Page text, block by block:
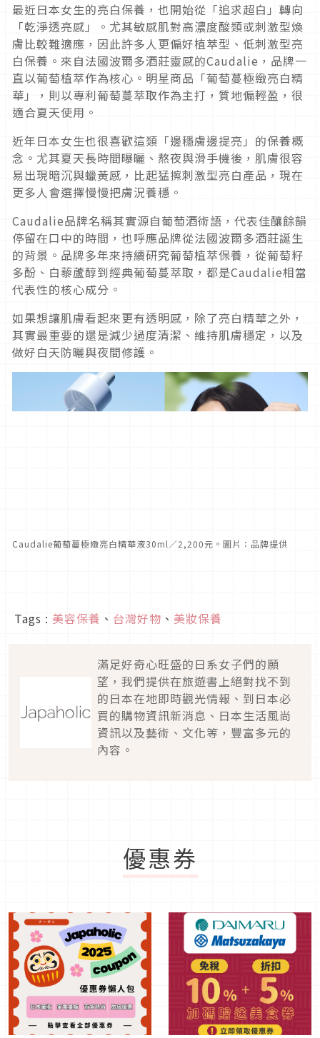
最近日本女生的亮白保養，也開始從「追求超白」轉向
「乾淨透亮感」。尤其敏感肌對高濃度酸類或刺激型煥
膚比較難適應，因此許多人更偏好植萃型、低刺激型亮
白保養。來自法國波爾多酒莊靈感的Caudalie，品牌一
直以葡萄植萃作為核心。明星商品「葡萄蔓極緻亮白精
華」，則以專利葡萄蔓萃取作為主打，質地偏輕盈，很
適合夏天使用。
近年日本女生也很喜歡這類「邊穩膚邊提亮」的保養概
念。尤其夏天長時間曝曬、熬夜與滑手機後，肌膚很容
易出現暗沉與蠟黃感，比起猛擦刺激型亮白產品，現在
更多人會選擇慢慢把膚況養穩。
Caudalie品牌名稱其實源自葡萄酒術語，代表佳釀餘韻
停留在口中的時間，也呼應品牌從法國波爾多酒莊誕生
的背景。品牌多年來持續研究葡萄植萃保養，從葡萄籽
多酚、白藜蘆醇到經典葡萄蔓萃取，都是Caudalie相當
代表性的核心成分。
如果想讓肌膚看起來更有透明感，除了亮白精華之外，
其實最重要的還是減少過度清潔、維持肌膚穩定，以及
做好白天防曬與夜間修護。
Caudalie葡萄蔓極緻亮白精華液30ml／2,200元。圖片：品牌提供
Tags : 美容保養 、 台灣好物 、 美妝保養
滿足好奇心旺盛的日系女子們的願
望，我們提供在旅遊書上絕對找不到
的日本在地即時觀光情報、到日本必
買的購物資訊新消息、日本生活風尚
資訊以及藝術、文化等，豐富多元的
內容。
優惠券